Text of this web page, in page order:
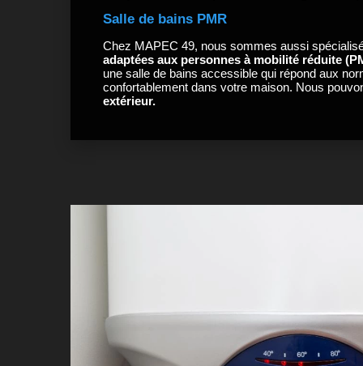
Salle de bains PMR
Chez MAPEC 49, nous sommes aussi
adaptées aux personnes à mobilité réduite
une salle de bains accessible qui répond aux
confortablement dans votre maison. Nous
extérieur.